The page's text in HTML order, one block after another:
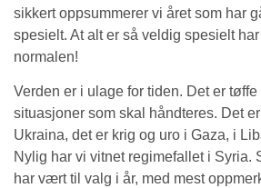
sikkert oppsummerer vi året som har
spesielt. At alt er så veldig spesielt
normalen!
Verden er i ulage for tiden. Det er
situasjoner som skal håndteres. Det
Ukraina, det er krig og uro i Gaza, i
Nylig har vi vitnet regimefallet i Syria.
har vært til valg i år, med mest